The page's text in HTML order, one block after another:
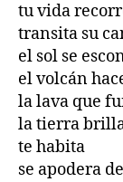
tu vida
transita su
el sol se
el volcán
la lava que
la tierra
te habita
se apodera